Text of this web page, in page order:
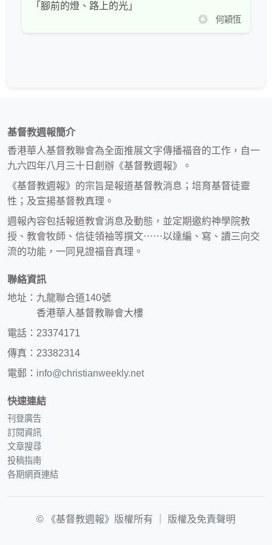
「腳前的燈、路上的光」
◎ 何穎恆
基督教週報簡介
香港華人基督教聯會為全面推展文字傳播福音的工作，自一
九六四年八月三十日創辦《基督教週報》。
《基督教週報》的宗旨是報道基督教消息；培育基督徒靈
性；及宣揚基督教真理。
週報內容包括報道教會消息及動態，並定期邀約神學院教
授、教會牧師、信徒領袖等撰文⋯⋯以達編、寫、讀三向交
流的功能，一同見證福音真理。
聯絡資訊
地址：九龍聯合道140號
香港華人基督教聯會大樓
電話：23374171
傳真：23382314
電郵： info@christianweekly.net
快速連結
刊登廣告
訂閱資訊
文章搜尋
投稿指南
各期網頁連結
© 《基督教週報》版權所有 ｜ 版權及免責聲明